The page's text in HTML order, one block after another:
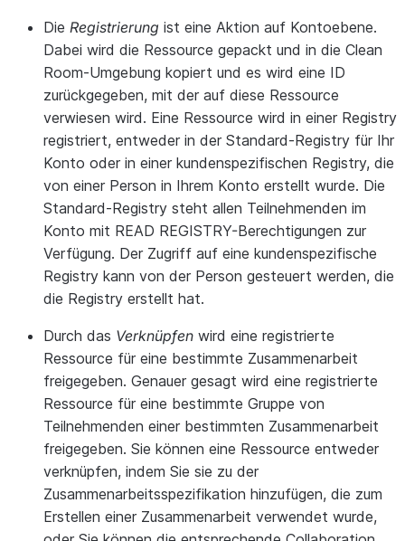
Die Registrierung ist eine Aktion auf Kontoebene.
Dabei wird die Ressource gepackt und in die Clean
Room-Umgebung kopiert und es wird eine ID
zurückgegeben, mit der auf diese Ressource
verwiesen wird. Eine Ressource wird in einer Registry
registriert, entweder in der Standard-Registry für Ihr
Konto oder in einer kundenspezifischen Registry, die
von einer Person in Ihrem Konto erstellt wurde. Die
Standard-Registry steht allen Teilnehmenden im
Konto mit READ REGISTRY-Berechtigungen zur
Verfügung. Der Zugriff auf eine kundenspezifische
Registry kann von der Person gesteuert werden, die
die Registry erstellt hat.
Durch das Verknüpfen wird eine registrierte
Ressource für eine bestimmte Zusammenarbeit
freigegeben. Genauer gesagt wird eine registrierte
Ressource für eine bestimmte Gruppe von
Teilnehmenden einer bestimmten Zusammenarbeit
freigegeben. Sie können eine Ressource entweder
verknüpfen, indem Sie sie zu der
Zusammenarbeitsspezifikation hinzufügen, die zum
Erstellen einer Zusammenarbeit verwendet wurde,